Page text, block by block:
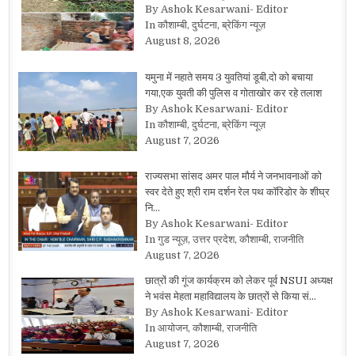
By Ashok Kesarwani- Editor
In कौशाम्बी, दुर्घटना, ब्रेकिंग न्यूज़
August 8, 2026
यमुना में नहाते समय 3 युवतियां डूबी,दो को बचाया
गया,एक युवती की पुलिस व गोताखोर कर रहे तलाश
By Ashok Kesarwani- Editor
In कौशाम्बी, दुर्घटना, ब्रेकिंग न्यूज़
August 7, 2026
राज्यसभा सांसद अमर पाल मौर्य ने जनभावनाओं को
स्वर देते हुए श्री राम दर्शन रेल पथ कॉरिडोर के शीघ्र
नि…
By Ashok Kesarwani- Editor
In गुड न्यूज़, उत्तर प्रदेश, कौशाम्बी, राजनीति
August 7, 2026
छात्रों की गूंज कार्यक्रम को लेकर पूर्व NSUI अध्यक्ष
ने भवंस मेहता महाविद्यालय के छात्रों से किया सं…
By Ashok Kesarwani- Editor
In आयोजन, कौशाम्बी, राजनीति
August 7, 2026